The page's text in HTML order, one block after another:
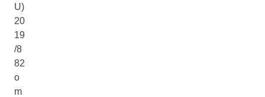
U)
20
19
/8
82
o
m